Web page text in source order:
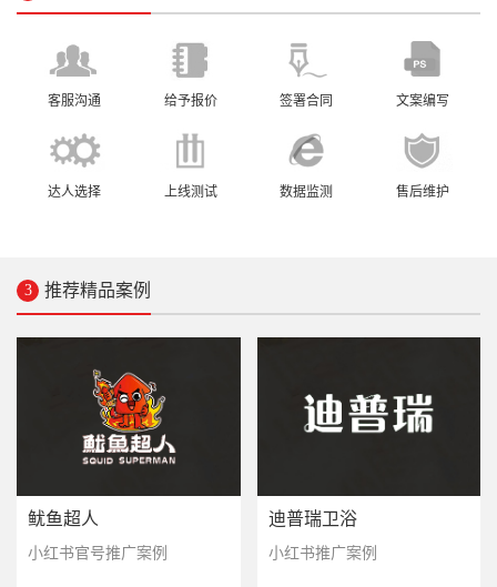
客服沟通 给予报价 签署合同 文案编写
达人选择 上线测试 数据监测 售后维护
3 推荐精品案例
鱿鱼超人
小红书官号推广案例
迪普瑞卫浴
小红书推广案例